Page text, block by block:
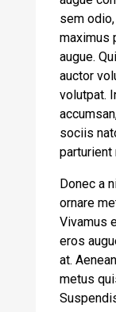
sem
maximus
augue.
auctor
volutpat.
sociis
parturient
Donec a
ornare
Vivamus
eros
at.
metus